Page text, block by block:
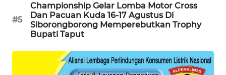
#5
Championship Gelar Lomba Motor Cross
Dan Pacuan Kuda 16-17 Agustus Di
Siborongborong Memperebutkan Trophy
Bupati Taput
NEWS
FISUELRI